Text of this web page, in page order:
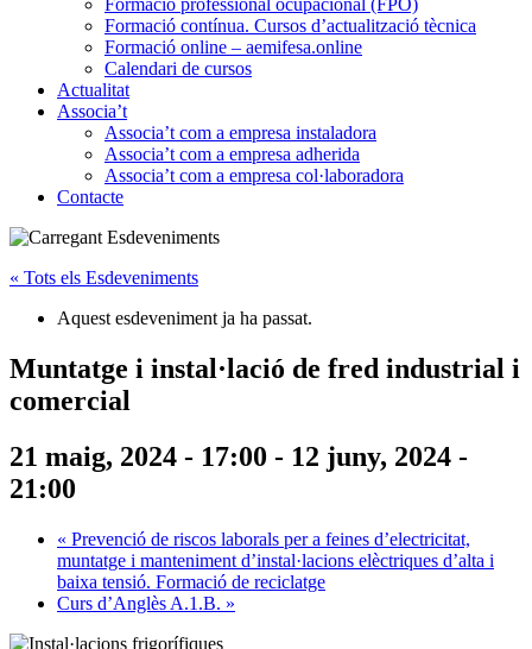
Formació professional ocupacional (FPO)
Formació contínua. Cursos d’actualització tècnica
Formació online – aemifesa.online
Calendari de cursos
Actualitat
Associa’t
Associa’t com a empresa instaladora
Associa’t com a empresa adherida
Associa’t com a empresa col·laboradora
Contacte
« Tots els Esdeveniments
Aquest esdeveniment ja ha passat.
Muntatge i instal·lació de fred industrial i
comercial
21 maig, 2024 - 17:00 - 12 juny, 2024 -
21:00
« Prevenció de riscos laborals per a feines d’electricitat,
muntatge i manteniment d’instal·lacions elèctriques d’alta i
baixa tensió. Formació de reciclatge
Curs d’Anglès A.1.B. »